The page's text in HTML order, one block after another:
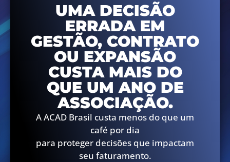
UMA DECISÃO
ERRADA EM
GESTÃO, CONTRATO
OU EXPANSÃO
CUSTA MAIS DO
QUE UM ANO DE
ASSOCIAÇÃO.
A ACAD Brasil custa menos do que um
café por dia
para proteger decisões que impactam
seu faturamento.